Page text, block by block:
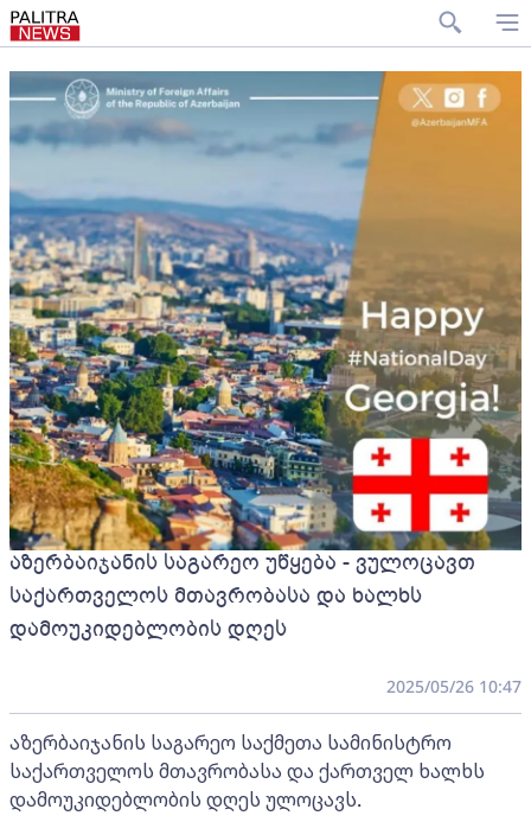
აზერბაიჯანის საგარეო უწყება - ვულოცავთ
საქართველოს მთავრობასა და ხალხს
დამოუკიდებლობის დღეს
2025/05/26 10:47
აზერბაიჯანის საგარეო საქმეთა სამინისტრო
საქართველოს მთავრობასა და ქართველ ხალხს
დამოუკიდებლობის დღეს ულოცავს.